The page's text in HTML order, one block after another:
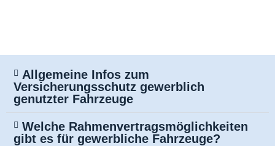
Allgemeine Infos zum
Versicherungsschutz gewerblich
genutzter Fahrzeuge
Welche Rahmenvertragsmöglichkeiten
gibt es für gewerbliche Fahrzeuge?